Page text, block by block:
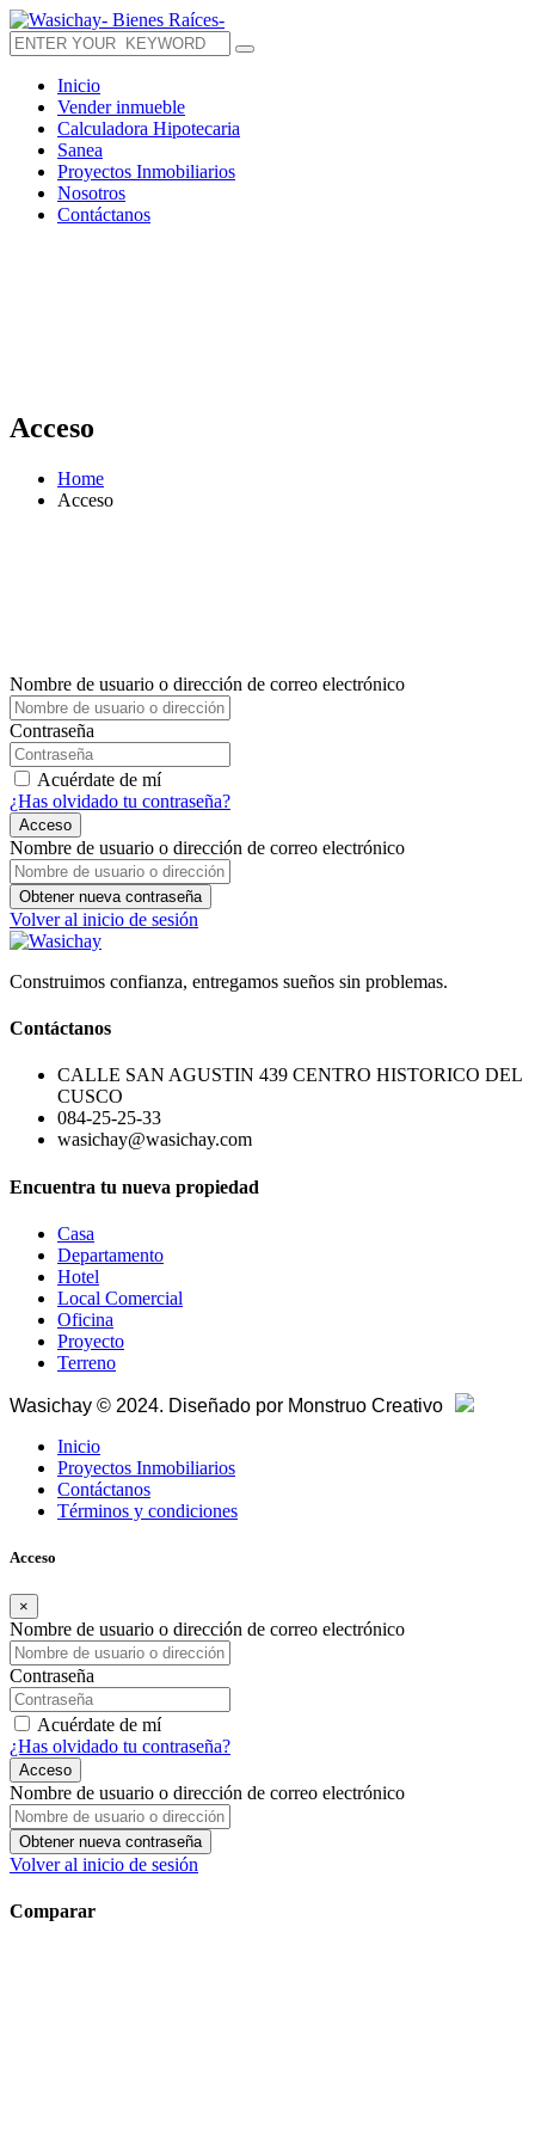
Inicio
Vender inmueble
Calculadora Hipotecaria
Sanea
Proyectos Inmobiliarios
Nosotros
Contáctanos
Acceso
Home
Acceso
Nombre de usuario o dirección de correo electrónico
Contraseña
Acuérdate de mí
¿Has olvidado tu contraseña?
Acceso
Nombre de usuario o dirección de correo electrónico
Obtener nueva contraseña
Volver al inicio de sesión
Construimos confianza, entregamos sueños sin problemas.
Contáctanos
CALLE SAN AGUSTIN 439 CENTRO HISTORICO DEL
CUSCO
084-25-25-33
wasichay@wasichay.com
Encuentra tu nueva propiedad
Casa
Departamento
Hotel
Local Comercial
Oficina
Proyecto
Terreno
Wasichay © 2024. Diseñado por Monstruo Creativo
Inicio
Proyectos Inmobiliarios
Contáctanos
Términos y condiciones
Acceso
×
Nombre de usuario o dirección de correo electrónico
Contraseña
Acuérdate de mí
¿Has olvidado tu contraseña?
Acceso
Nombre de usuario o dirección de correo electrónico
Obtener nueva contraseña
Volver al inicio de sesión
Comparar